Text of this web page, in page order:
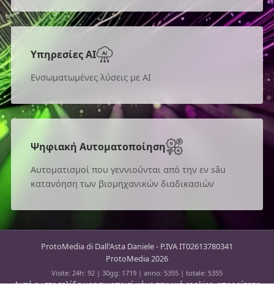
Υπηρεσίες AI
Ενσωματωμένες λύσεις με AI
Ψηφιακή Αυτοματοποίηση
Αυτοματισμοί που γεννιούνται από την εν sâu
κατανόηση των βιομηχανικών διαδικασιών
ProtoMedia di Dall'Asta Daniele - P.IVA IT02613780341
ProtoMedia 2026
Visite: 24h: 92 | 30gg: 1719 | anno: 5355 | totale: 5355
Αυτή η ιστοσελίδα χρησιμοποιεί μόνο τεχνικά cookies, απαραίτητα